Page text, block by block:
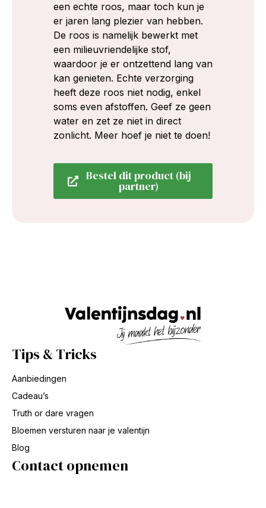
een echte roos, maar toch kun je
er jaren lang plezier van hebben.
De roos is namelijk bewerkt met
een milieuvriendelijke stof,
waardoor je er ontzettend lang van
kan genieten. Echte verzorging
heeft deze roos niet nodig, enkel
soms even afstoffen. Geef ze geen
water en zet ze niet in direct
zonlicht. Meer hoef je niet te doen!
Bestel dit product (bij
partner)
Tips & Tricks
Aanbiedingen
Cadeau’s
Truth or dare vragen
Bloemen versturen naar je valentijn
Blog
Contact opnemen